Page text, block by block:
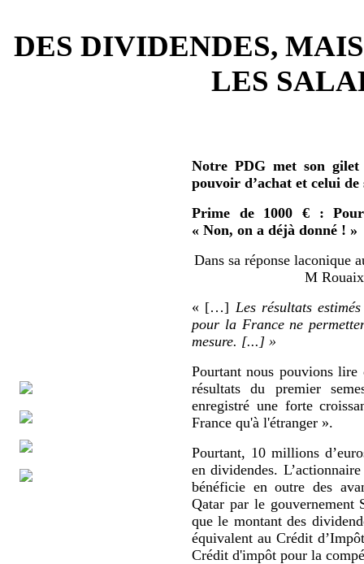
DES DIVIDENDES,
LES
Notre PDG met son
pouvoir d’achat et celui de
Prime de 1000 € :
« Non, on a déjà donné ! »
Dans sa réponse laconique
M
« […] Les résultats
pour la France ne
mesure. [...] »
Pourtant nous pouvions lire
résultats du premier
enregistré une forte
France qu'à l'étranger ».
Pourtant, 10 millions
en dividendes.
bénéficie en outre des
Qatar par le gouvernement
que le montant des
équivalent au Crédit
Crédit d'impôt pour la